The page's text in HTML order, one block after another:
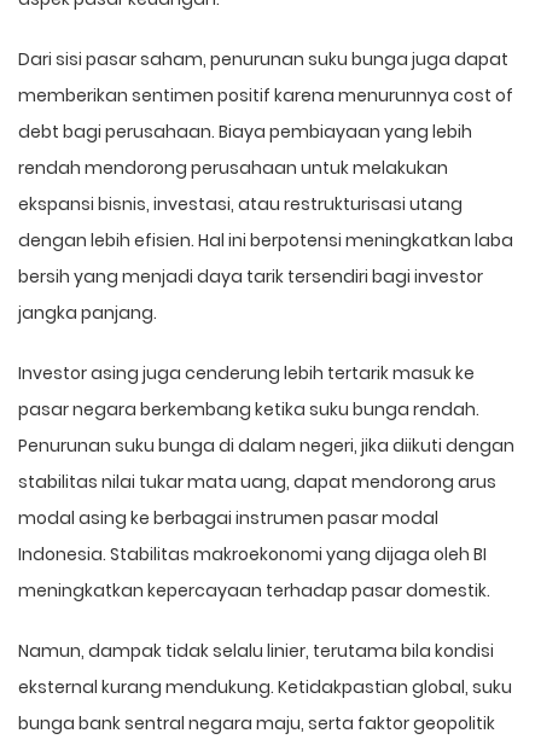
Dari sisi pasar saham, penurunan suku bunga juga dapat
memberikan sentimen positif karena menurunnya cost of
debt bagi perusahaan. Biaya pembiayaan yang lebih
rendah mendorong perusahaan untuk melakukan
ekspansi bisnis, investasi, atau restrukturisasi utang
dengan lebih efisien. Hal ini berpotensi meningkatkan laba
bersih yang menjadi daya tarik tersendiri bagi investor
jangka panjang.
Investor asing juga cenderung lebih tertarik masuk ke
pasar negara berkembang ketika suku bunga rendah.
Penurunan suku bunga di dalam negeri, jika diikuti dengan
stabilitas nilai tukar mata uang, dapat mendorong arus
modal asing ke berbagai instrumen pasar modal
Indonesia. Stabilitas makroekonomi yang dijaga oleh BI
meningkatkan kepercayaan terhadap pasar domestik.
Namun, dampak tidak selalu linier, terutama bila kondisi
eksternal kurang mendukung. Ketidakpastian global, suku
bunga bank sentral negara maju, serta faktor geopolitik